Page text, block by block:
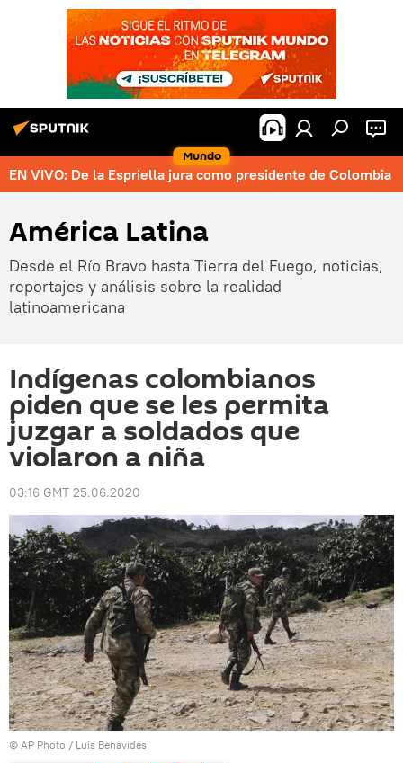
Mundo
EN VIVO: De la Espriella jura como presidente de Colombia
América Latina
Desde el Río Bravo hasta Tierra del Fuego, noticias,
reportajes y análisis sobre la realidad
latinoamericana
Indígenas colombianos
piden que se les permita
juzgar a soldados que
violaron a niña
03:16 GMT 25.06.2020
© AP Photo / Luis Benavides